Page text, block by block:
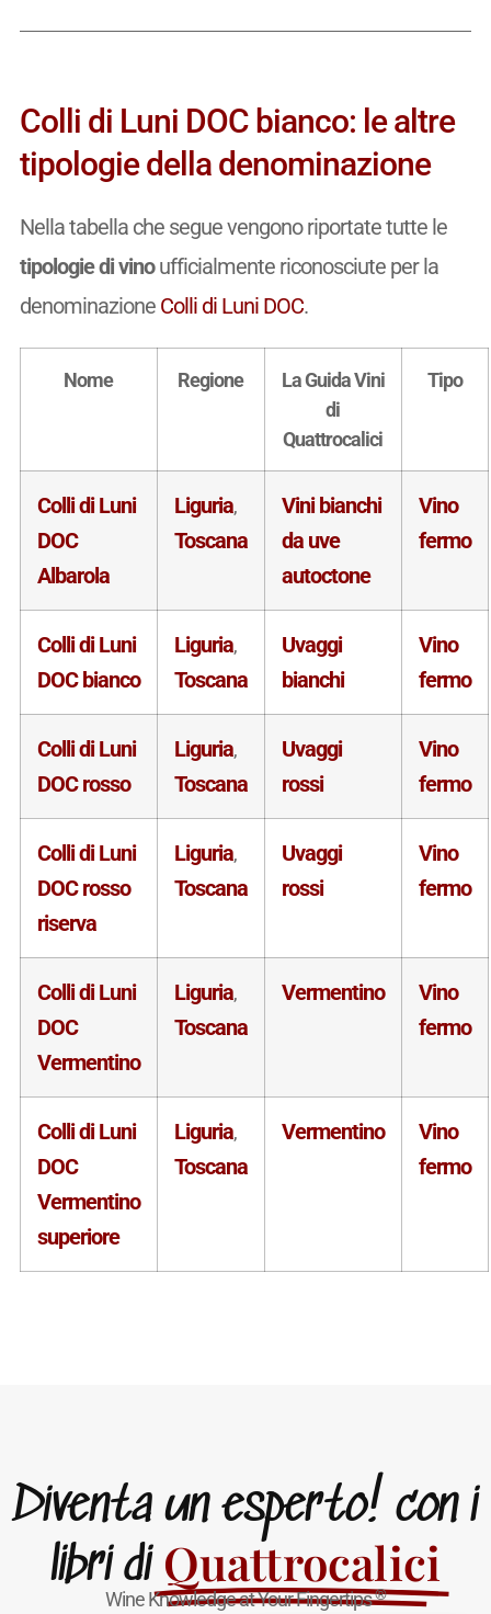
Colli di Luni DOC bianco: le altre
tipologie della denominazione
Nella tabella che segue vengono riportate tutte le
tipologie di vinoufficialmente riconosciute per la
denominazione Colli di Luni DOC.
Nome Regione
La Guida Vini
di
Quattrocalici
Tipo
Colli di Luni
DOC
Albarola
Liguria,
Toscana
Vini bianchi
da uve
autoctone
Vino
fermo
Colli di Luni
DOC bianco
Liguria,
Toscana
Uvaggi
bianchi
Vino
fermo
Colli di Luni
DOC rosso
Liguria,
Toscana
Uvaggi
rossi
Vino
fermo
Colli di Luni
DOC rosso
riserva
Liguria,
Toscana
Uvaggi
rossi
Vino
fermo
Colli di Luni
DOC
Vermentino
Liguria,
Toscana
Vermentino
Vino
fermo
Colli di Luni
DOC
Vermentino
superiore
Liguria,
Toscana
Vermentino
Vino
fermo
Diventa un esperto! con i
libri di Quattrocalici
Wine Knowledge at Your Fingertips®